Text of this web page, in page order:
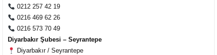
0212 257 42 19
0216 469 62 26
0216 573 70 49
Diyarbakır Şubesi – Seyrantepe
Diyarbakır / Seyrantepe